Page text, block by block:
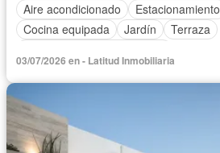
Aire acondicionado
Estacionamiento
Cocina equipada
Jardín
Terraza
03/07/2026 en - Latitud Inmobiliaria